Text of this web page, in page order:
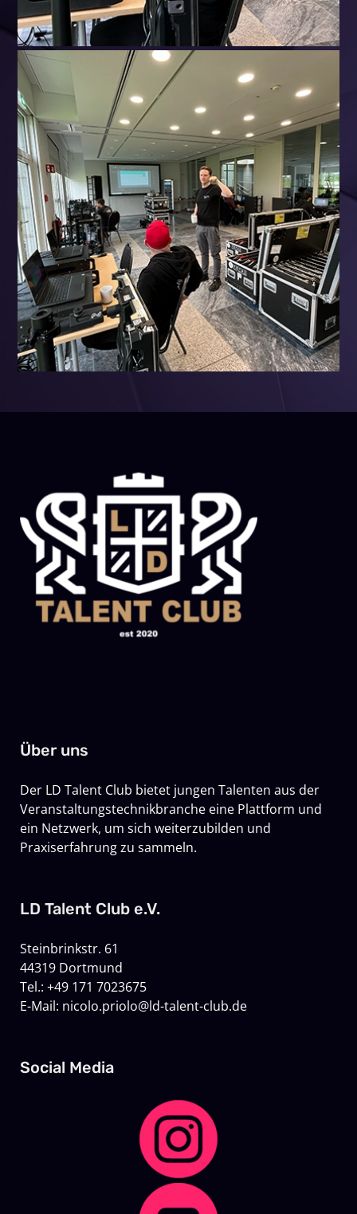
16. Januar 2024
led-schulung-ld-talent-club
Über uns
Der LD Talent Club bietet jungen Talenten aus der
Veranstaltungstechnikbranche eine Plattform und
ein Netzwerk, um sich weiterzubilden und
Praxiserfahrung zu sammeln.
LD Talent Club e.V.
Steinbrinkstr. 61
44319 Dortmund
Tel.: +49 171 7023675
E-Mail: nicolo.priolo@ld-talent-club.de
Social Media